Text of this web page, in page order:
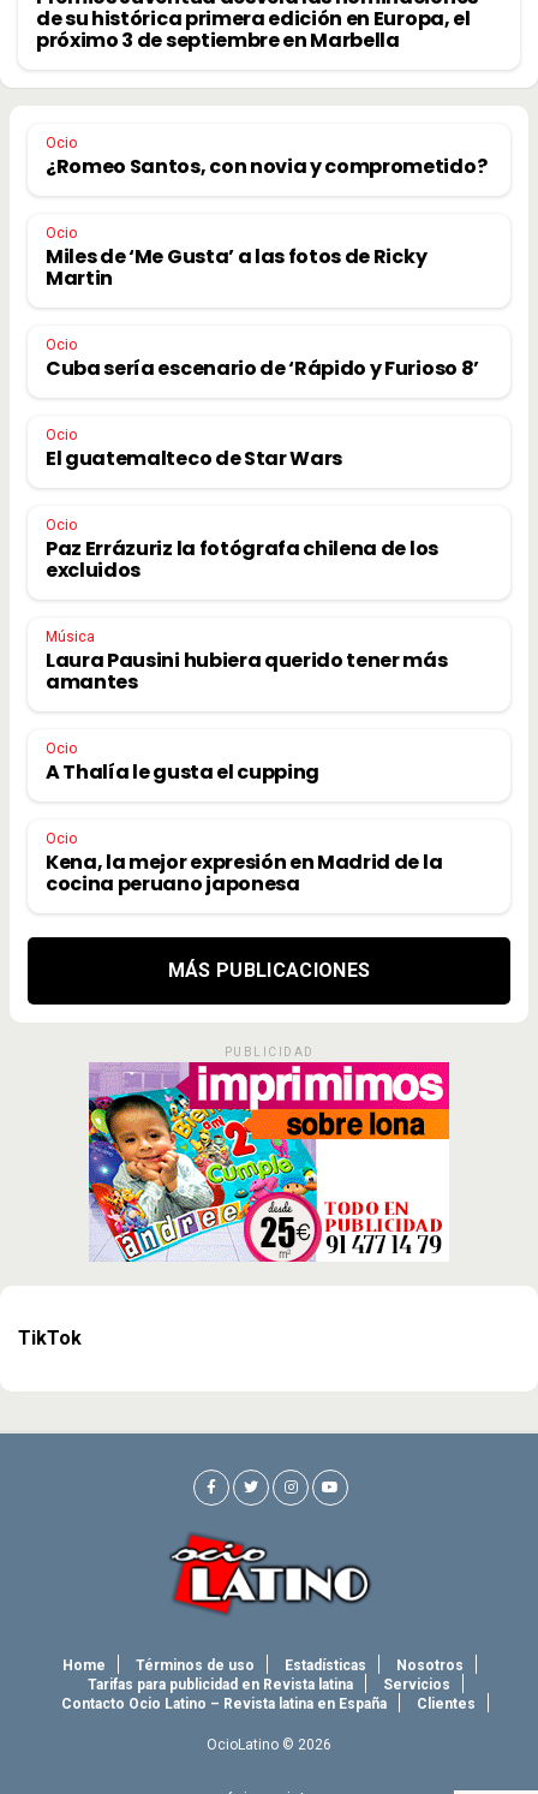
de su histórica primera edición en Europa, el
próximo 3 de septiembre en Marbella
Ocio
¿Romeo Santos, con novia y comprometido?
Ocio
Miles de ‘Me Gusta’ a las fotos de Ricky
Martin
Ocio
Cuba sería escenario de ‘Rápido y Furioso 8’
Ocio
El guatemalteco de Star Wars
Ocio
Paz Errázuriz la fotógrafa chilena de los
excluidos
Música
Laura Pausini hubiera querido tener más
amantes
Ocio
A Thalía le gusta el cupping
Ocio
Kena, la mejor expresión en Madrid de la
cocina peruano japonesa
MÁS PUBLICACIONES
PUBLICIDAD
TikTok
Home Términos de uso Estadísticas
Nosotros
Tarifas para publicidad en Revista latina
Servicios
Contacto Ocio Latino – Revista latina en España
Clientes
OcioLatino © 2026